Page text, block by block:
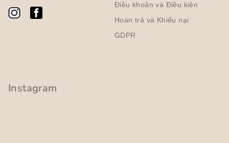
Điều khoản và Điều kiện
Hoàn trả và Khiếu nại
GDPR
Instagram